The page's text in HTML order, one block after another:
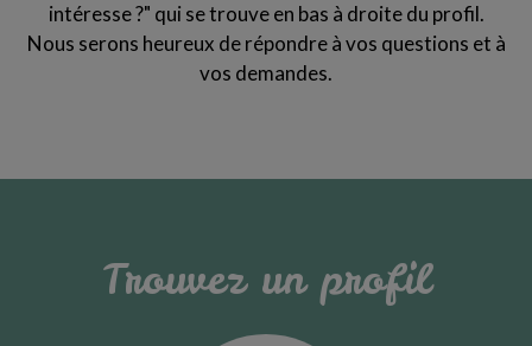
intéresse ?" qui se trouve en bas à droite du profil.
Nous serons heureux de répondre à vos questions et à
vos demandes.
Trouvez un profil